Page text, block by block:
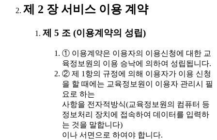
제 2 장 서비스 이용 계약
제 5 조 (이용계약의 성립)
① 이용계약은 이용자의 이용신청에 대한 교
육정보원의 이용 승낙에 의하여 성립됩니다.
② 제 1항의 규정에 의해 이용자가 이용 신청
을 할 때에는 교육정보원이 이용자 관리시 필
요로 하는
사항을 전자적방식(교육정보원의 컴퓨터 등
정보처리 장치에 접속하여 데이터를 입력하
는 것을 말합니다)
이나 서면으로 하여야 합니다.